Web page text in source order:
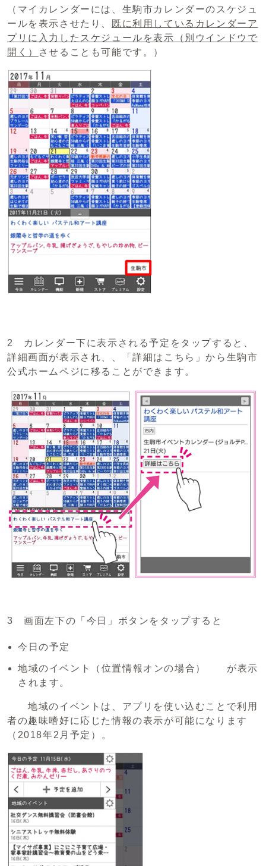
（マイカレンダーには、生駒市カレンダーのスケジュ
ールを表示させたり、
既に利用しているカレンダーア
プリに入力したスケジュールを表示 （別ウインドウで
開く）
させることも可能です。）
2 カレンダー下に表示される予定をタップすると、
詳細画面が表示され、、「詳細はこちら」から生駒市
公式ホームペジに移ることができます。
3 画面左下の「今日」ボタンをタップすると
今日の予定
地域のイベント（位置情報オンの場合） が表示
されます。
地域のイベントは、アプリを使い込むことで利用
者の趣味嗜好に応じた情報の表示が可能になります
（2018年2月予定）。